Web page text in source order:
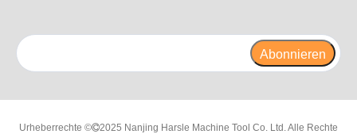
Abonnieren
Urheberrechte ©2025 Nanjing Harsle Machine Tool Co. Ltd. Alle Rechte